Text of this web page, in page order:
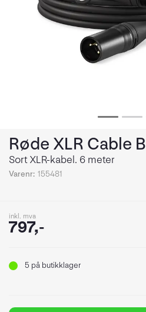
Røde XLR Cable
Sort XLR-kabel. 6 meter
Varenr: 155481
inkl. mva
797,-
5 på butikklager